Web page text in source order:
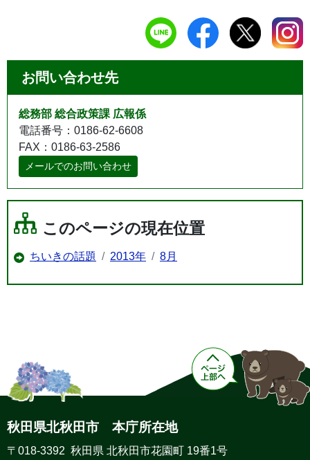
お問い合わせ先
総務部 総合政策課 広報係
電話番号：0186-62-6608
FAX：0186-63-2586
メールでのお問い合わせ
このページの現在位置
ちいきの話題 2013年 8月
秋田県北秋田市 本庁所在地
〒018-3392 秋田県 北秋田市花園町 19番1号